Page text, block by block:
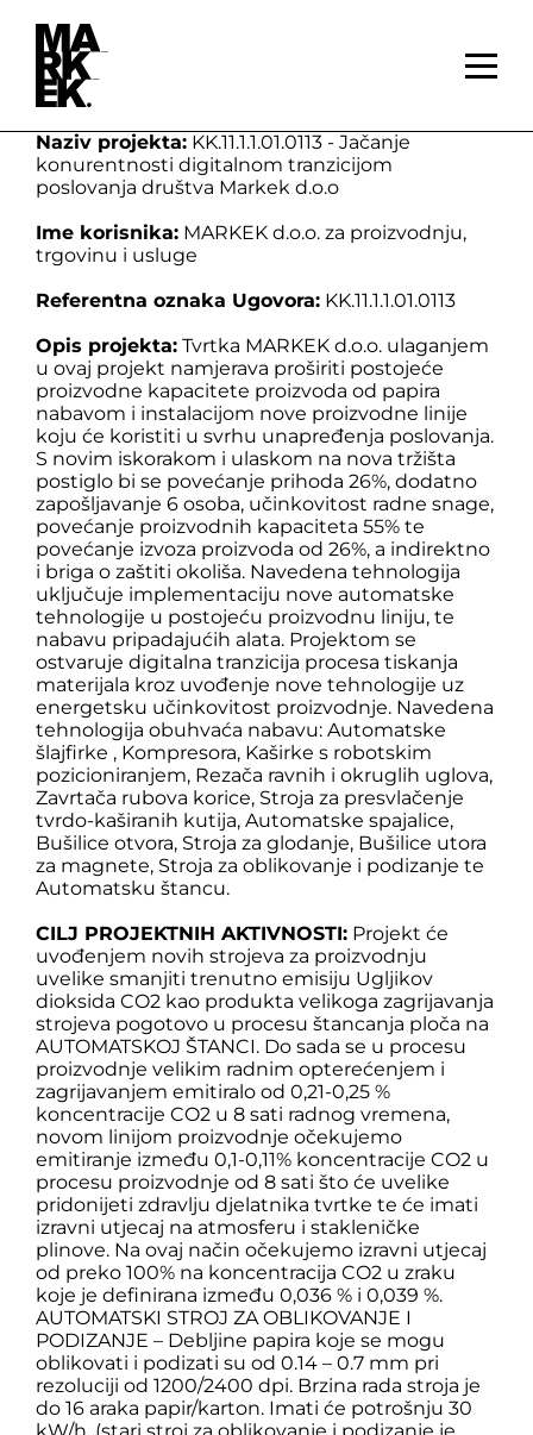
Naziv projekta: KK.11.1.1.01.0113 - Jačanje
konurentnosti digitalnom tranzicijom
poslovanja društva Markek d.o.o
Ime korisnika: MARKEK d.o.o. za proizvodnju,
trgovinu i usluge
Referentna oznaka Ugovora: KK.11.1.1.01.0113
Opis projekta: Tvrtka MARKEK d.o.o. ulaganjem
u ovaj projekt namjerava proširiti postojeće
proizvodne kapacitete proizvoda od papira
nabavom i instalacijom nove proizvodne linije
koju će koristiti u svrhu unapređenja poslovanja.
S novim iskorakom i ulaskom na nova tržišta
postiglo bi se povećanje prihoda 26%, dodatno
zapošljavanje 6 osoba, učinkovitost radne snage,
povećanje proizvodnih kapaciteta 55% te
povećanje izvoza proizvoda od 26%, a indirektno
i briga o zaštiti okoliša. Navedena tehnologija
uključuje implementaciju nove automatske
tehnologije u postojeću proizvodnu liniju, te
nabavu pripadajućih alata. Projektom se
ostvaruje digitalna tranzicija procesa tiskanja
materijala kroz uvođenje nove tehnologije uz
energetsku učinkovitost proizvodnje. Navedena
tehnologija obuhvaća nabavu: Automatske
šlajfirke , Kompresora, Kaširke s robotskim
pozicioniranjem, Rezača ravnih i okruglih uglova,
Zavrtača rubova korice, Stroja za presvlačenje
tvrdo-kaširanih kutija, Automatske spajalice,
Bušilice otvora, Stroja za glodanje, Bušilice utora
za magnete, Stroja za oblikovanje i podizanje te
Automatsku štancu.
CILJ PROJEKTNIH AKTIVNOSTI: Projekt će
uvođenjem novih strojeva za proizvodnju
uvelike smanjiti trenutno emisiju Ugljikov
dioksida CO2 kao produkta velikoga zagrijavanja
strojeva pogotovo u procesu štancanja ploča na
AUTOMATSKOJ ŠTANCI. Do sada se u procesu
proizvodnje velikim radnim opterećenjem i
zagrijavanjem emitiralo od 0,21-0,25 %
koncentracije CO2 u 8 sati radnog vremena,
novom linijom proizvodnje očekujemo
emitiranje između 0,1-0,11% koncentracije CO2 u
procesu proizvodnje od 8 sati što će uvelike
pridonijeti zdravlju djelatnika tvrtke te će imati
izravni utjecaj na atmosferu i stakleničke
plinove. Na ovaj način očekujemo izravni utjecaj
od preko 100% na koncentracija CO2 u zraku
koje je definirana između 0,036 % i 0,039 %.
AUTOMATSKI STROJ ZA OBLIKOVANJE I
PODIZANJE – Debljine papira koje se mogu
oblikovati i podizati su od 0.14 – 0.7 mm pri
rezoluciji od 1200/2400 dpi. Brzina rada stroja je
do 16 araka papir/karton. Imati će potrošnju 30